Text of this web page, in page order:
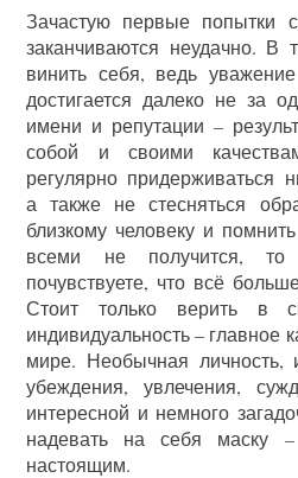
Зачастую первые попытки
заканчиваются неудачно. В
винить себя, ведь
достигается далеко не за
имени и репутации –
собой и своими
регулярно придерживаться
а также не стесняться
близкому человеку и
всеми не получится,
почувствуете, что всё
Стоит только верить в
индивидуальность – главное
мире. Необычная
убеждения, увлечения,
интересной и немного
надевать на себя маску
настоящим.